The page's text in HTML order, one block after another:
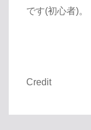
です(初心者)。
Credit